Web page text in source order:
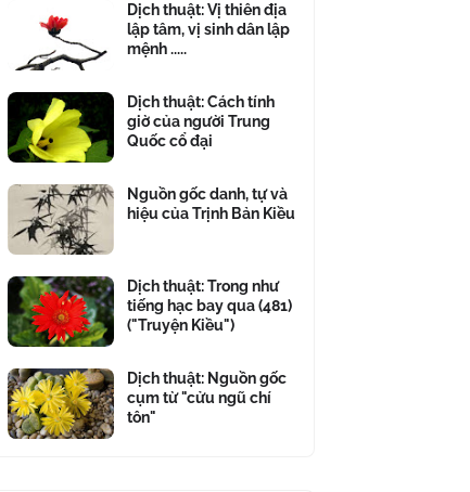
Dịch thuật: Vị thiên địa
lập tâm, vị sinh dân lập
mệnh .....
Dịch thuật: Cách tính
giờ của người Trung
Quốc cổ đại
Nguồn gốc danh, tự và
hiệu của Trịnh Bản Kiều
Dịch thuật: Trong như
tiếng hạc bay qua (481)
("Truyện Kiều")
Dịch thuật: Nguồn gốc
cụm từ "cửu ngũ chí
tôn"